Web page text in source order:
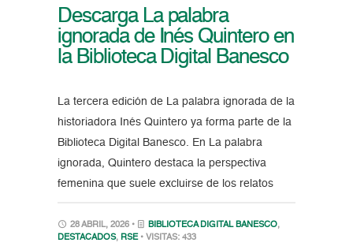
Descarga La palabra
ignorada de Inés Quintero en
la Biblioteca Digital Banesco
La tercera edición de La palabra ignorada de la
historiadora Inés Quintero ya forma parte de la
Biblioteca Digital Banesco. En La palabra
ignorada, Quintero destaca la perspectiva
femenina que suele excluirse de los relatos
28 ABRIL, 2026 • BIBLIOTECA DIGITAL BANESCO,
DESTACADOS, RSE • VISITAS: 433